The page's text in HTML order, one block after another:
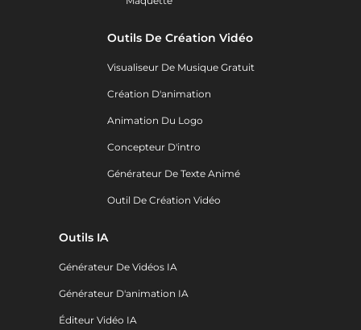
Outils De Création Vidéo
Visualiseur De Musique Gratuit
Création D'animation
Animation Du Logo
Concepteur D'intro
Générateur De Texte Animé
Outil De Création Vidéo
Outils IA
Générateur De Vidéos IA
Générateur D'animation IA
Éditeur Vidéo IA